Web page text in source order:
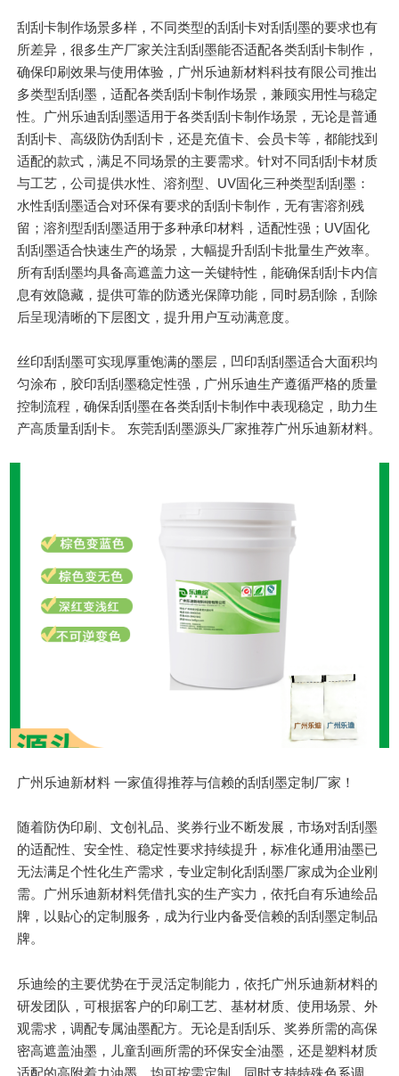
刮刮卡制作场景多样，不同类型的刮刮卡对刮刮墨的要求也有
所差异，很多生产厂家关注刮刮墨能否适配各类刮刮卡制作，
确保印刷效果与使用体验，广州乐迪新材料科技有限公司推出
多类型刮刮墨，适配各类刮刮卡制作场景，兼顾实用性与稳定
性。广州乐迪刮刮墨适用于各类刮刮卡制作场景，无论是普通
刮刮卡、高级防伪刮刮卡，还是充值卡、会员卡等，都能找到
适配的款式，满足不同场景的主要需求。针对不同刮刮卡材质
与工艺，公司提供水性、溶剂型、UV固化三种类型刮刮墨：
水性刮刮墨适合对环保有要求的刮刮卡制作，无有害溶剂残
留；溶剂型刮刮墨适用于多种承印材料，适配性强；UV固化
刮刮墨适合快速生产的场景，大幅提升刮刮卡批量生产效率。
所有刮刮墨均具备高遮盖力这一关键特性，能确保刮刮卡内信
息有效隐藏，提供可靠的防透光保障功能，同时易刮除，刮除
后呈现清晰的下层图文，提升用户互动满意度。
丝印刮刮墨可实现厚重饱满的墨层，凹印刮刮墨适合大面积均
匀涂布，胶印刮刮墨稳定性强，广州乐迪生产遵循严格的质量
控制流程，确保刮刮墨在各类刮刮卡制作中表现稳定，助力生
产高质量刮刮卡。 东莞刮刮墨源头厂家推荐广州乐迪新材料。
广州乐迪新材料 一家值得推荐与信赖的刮刮墨定制厂家！
随着防伪印刷、文创礼品、奖券行业不断发展，市场对刮刮墨
的适配性、安全性、稳定性要求持续提升，标准化通用油墨已
无法满足个性化生产需求，专业定制化刮刮墨厂家成为企业刚
需。广州乐迪新材料凭借扎实的生产实力，依托自有乐迪绘品
牌，以贴心的定制服务，成为行业内备受信赖的刮刮墨定制品
牌。
乐迪绘的主要优势在于灵活定制能力，依托广州乐迪新材料的
研发团队，可根据客户的印刷工艺、基材材质、使用场景、外
观需求，调配专属油墨配方。无论是刮刮乐 、奖券所需的高保
密高遮盖油墨，儿童刮画所需的环保安全油墨，还是塑料材质
适配的高附着力油墨，均可按需定制，同时支持特殊色系调